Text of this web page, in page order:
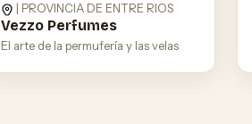
| PROVINCIA DE ENTRE RIOS
Vezzo Perfumes
El arte de la permufería y las velas